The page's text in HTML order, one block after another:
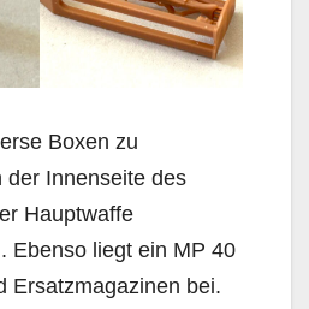
Boxen zu
der Innenseite des
Hauptwaffe
Ebenso liegt ein MP 40
Ersatzmagazinen bei.